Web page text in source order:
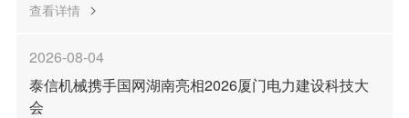
查看详情
2026-08-04
泰信机械携手国网湖南亮相2026厦门电力建设科技大
会